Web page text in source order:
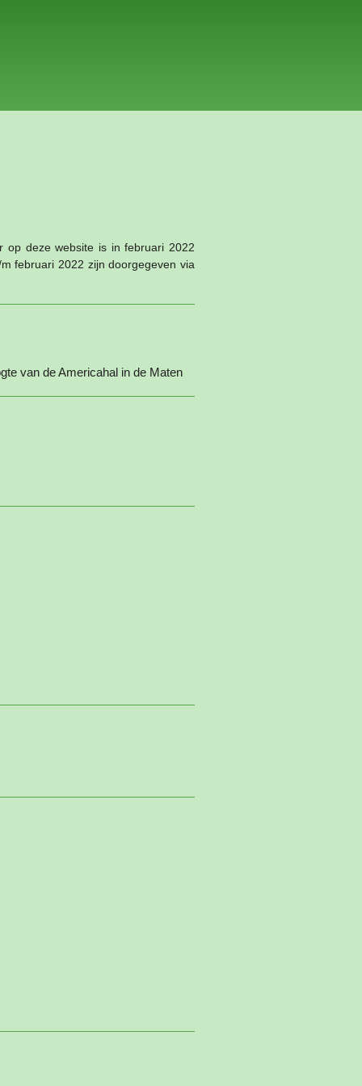
op deze website is in februari 2022
februari 2022 zijn doorgegeven via
van de Americahal in de Maten